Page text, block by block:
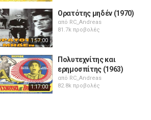
1:57:00
Ορατότης μηδέν (1970)
από RC_Andreas
81.7k προβολές
1:17:00
Πολυτεχνίτης και
ερημοσπίτης (1963)
από RC_Andreas
82.8k προβολές